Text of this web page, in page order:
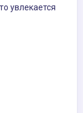
увлекается